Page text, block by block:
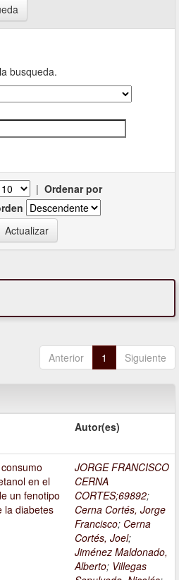
busqueda.
| Ordenar por
Anterior 1 Siguiente
Autor(es)
en el
un fenotipo
la diabetes
JORGE FRANCISCO
CERNA
CORTES;69892;
Cerna Cortés, Jorge
Francisco; Cerna
Cortés, Joel;
Jiménez Maldonado,
Alberto; Villegas